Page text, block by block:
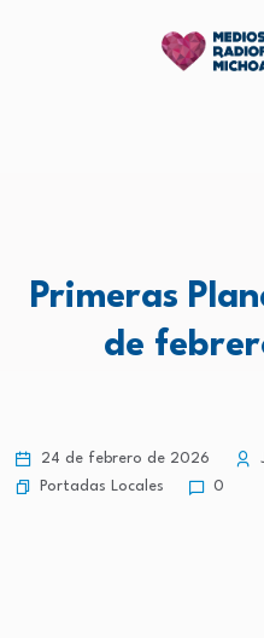
Primeras
de
24 de febrero de 2026
Portadas Locales
0